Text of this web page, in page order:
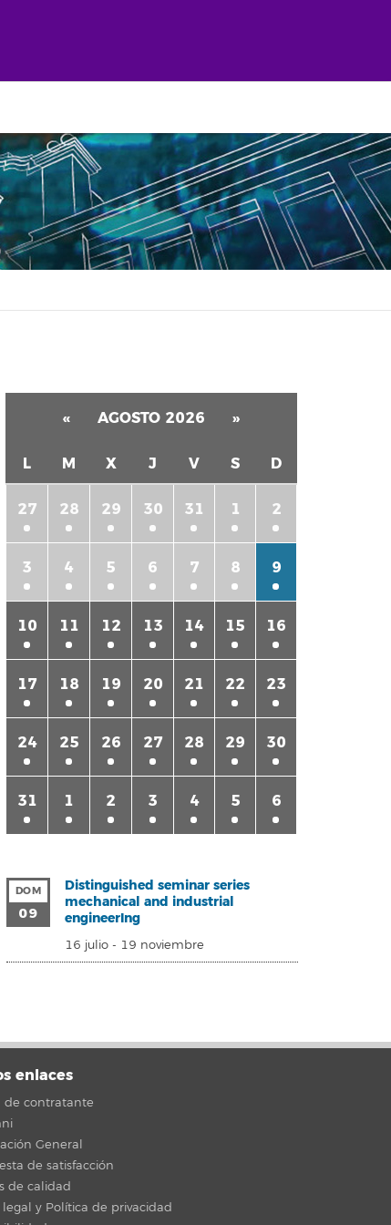
« AGOSTO 2026 »
L M X J V S D
27 28 29 30 31 1 2
3 4 5 6 7 8 9
10 11 12 13 14 15 16
17 18 19 20 21 22 23
24 25 26 27 28 29 30
31 1 2 3 4 5 6
DOM
09
Distinguished seminar series
mechanical and industrial
engineerIng
16 julio - 19 noviembre
enlaces
de contratante
General
de satisfacción
de calidad
legal y Política de privacidad